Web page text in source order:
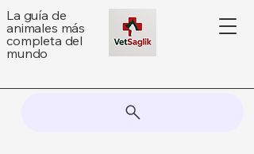
La guía de
animales más
completa del
mundo